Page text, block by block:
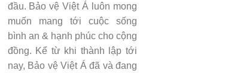
đầu. Bảo vệ Việt Á luôn mong
muốn mang tới cuộc sống
bình an & hạnh phúc cho cộng
đồng. Kể từ khi thành lập tới
nay, Bảo vệ Việt Á đã và đang